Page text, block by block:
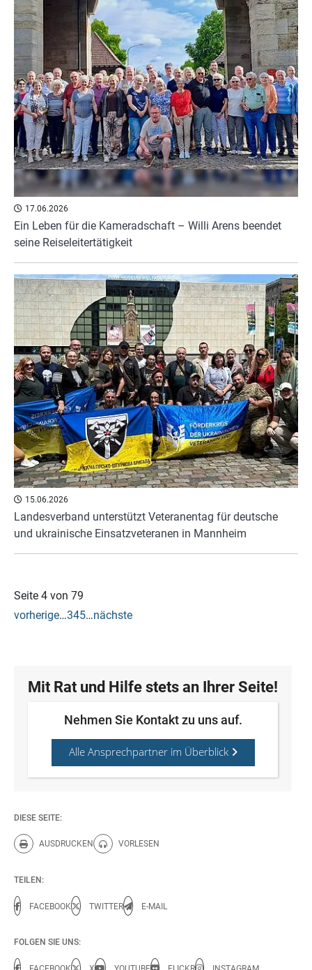
17.06.2026
Ein Leben für die Kameradschaft – Willi Arens beendet
seine Reiseleitertätigkeit
15.06.2026
Landesverband unterstützt Veteranentag für deutsche
und ukrainische Einsatzveteranen in Mannheim
Seite 4 von 79
vorherige…345…nächste
Mit Rat und Hilfe stets an Ihrer Seite!
Nehmen Sie Kontakt zu uns auf.
Alle Ansprechpartner im Überblick
DIESE SEITE:
AUSDRUCKEN
Diese Seite drucken.
VORLESEN
Diese Seite vorlesen.
TEILEN:
FACEBOOK TWITTER E-MAIL
FOLGEN SIE UNS: